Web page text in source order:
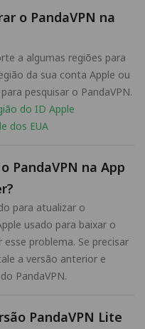
o PandaVPN na
a algumas regiões para
da sua conta Apple ou
pesquisar o PandaVPN.
do ID Apple
dos EUA
PandaVPN na App
para atualizar o
usado para baixar o
esse problema. Se precisar
a versão anterior e
PandaVPN.
PandaVPN Lite